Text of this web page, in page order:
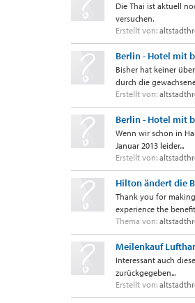
Die Thai ist aktuell
versuchen.
Erstellt von:
Berlin - Hotel mit
Bisher hat keiner
durch die
Erstellt von:
Berlin - Hotel mit
Wenn wir schon in
Januar 2013 leider...
Erstellt von:
Hilton ändert die
Thank you for
experience the
Thema von:
Meilenkauf
Interessant auch
zurückgegeben...
Erstellt von: